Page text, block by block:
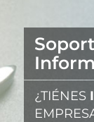
¿TIÉNES